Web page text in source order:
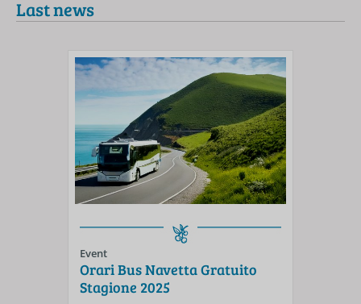
Last news
Event
Orari Bus Navetta Gratuito
Stagione 2025